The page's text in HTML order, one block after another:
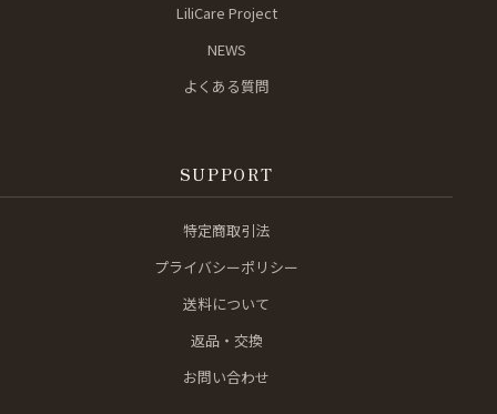
LiliCare Project
NEWS
よくある質問
SUPPORT
特定商取引法
プライバシーポリシー
送料について
返品・交換
お問い合わせ